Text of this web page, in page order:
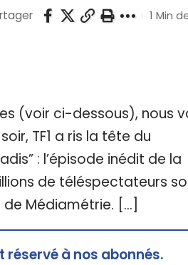
1 Min
(voir ci-dessous), nous
TF1 a ris la tête du
: l’épisode inédit de la
de téléspectateurs
de Médiamétrie. […]
à nos abonnés.